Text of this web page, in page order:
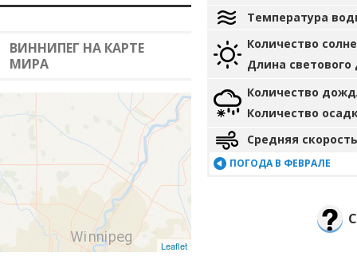
ВИННИПЕГ НА КАРТЕ
МИРА
Leaflet
Температура
Количество
Длина светового
Количество
Количество
Средняя
ПОГОДА В ФЕВРАЛЕ